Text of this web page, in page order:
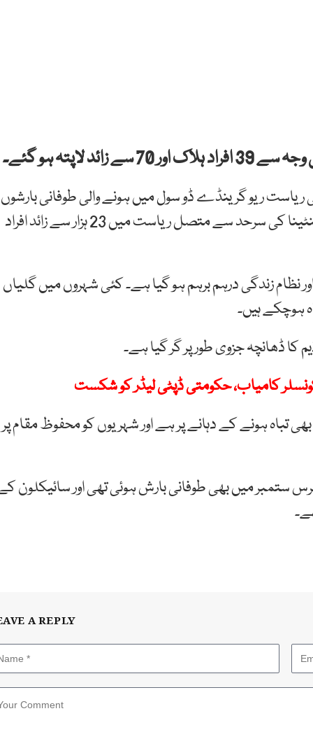
لاپتہ ہو گئے۔
ریو گرینڈے ڈو سول میں ہونے والی طوفانی بارشوں
سے ہلاکتوں میں اضافے کا خدشہ ہے۔ یوروگوائے اور ارجنٹینا کی سرحد سے متصل ریاست میں 23 ہزار سے زائد افراد
نظام زندگی درہم برہم ہو گیا ہے۔ کئی شہروں میں گلیاں
ہوچکے ہیں۔
کا ڈھانچہ جزوی طور پر گر گیا ہے۔
کونسلر کامیاب، حکومتی ڈپٹی لیڈر کو شکست
تباہ ہونے کے دہانے پر ہے اور شہریوں کو محفوظ مقام پر
میں بھی طوفانی بارش ہوئی تھی اور سائیکلون
A REPLY